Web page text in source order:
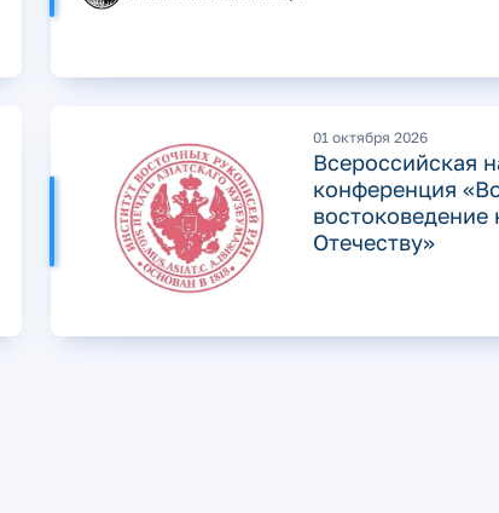
01 октября 2026
Всероссийская
конференция
востоковедение
Отечеству»